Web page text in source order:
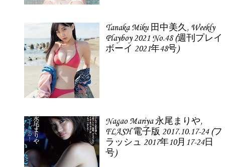
Tanaka Miku 田中美久, Weekly
Playboy 2021 No.48 (週刊プレイ
ボーイ 2021年48号)
Nagao Mariya 永尾まりや,
FLASH 電子版 2017.10.17-24 (フ
ラッシュ 2017年10月17-24日
号)